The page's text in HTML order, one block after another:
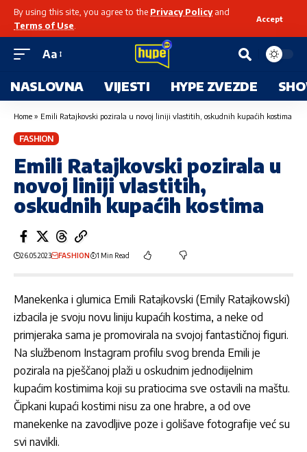
By using this site, you agree to the Privacy Policyand
Terms of Use
Accept
Aa
NASLOVNA VIJESTI HYPE ZVEZDE
Home » Emili Ratajkovski pozirala u novoj liniji vlastitih, oskudnih kupaćih kostima
FASHION
Emili Ratajkovski pozirala u
novoj liniji vlastitih,
oskudnih kupaćih kostima
26.05.2023 FASHION 1 Min Read
Manekenka i glumica Emili Ratajkovski (Emily Ratajkowski)
izbacila je svoju novu liniju kupaćih kostima, a neke od
primjeraka sama je promovirala na svojoj fantastičnoj figuri.
Na službenom Instagram profilu svog brenda Emili je
pozirala na pješčanoj plaži u oskudnim jednodijelnim
kupaćim kostimima koji su pratiocima sve ostavili na maštu.
Čipkani kupaći kostimi nisu za one hrabre, a od ove
manekenke na zavodljive poze i golišave fotografije već su
svi navikli.